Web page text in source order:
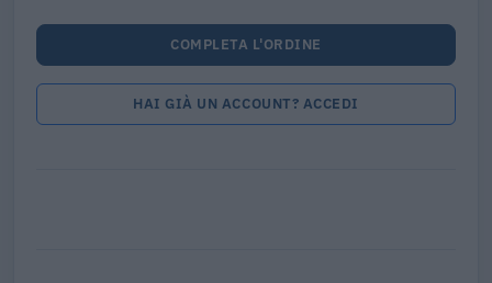
COMPLETA L'ORDINE
HAI GIÀ UN ACCOUNT? ACCEDI